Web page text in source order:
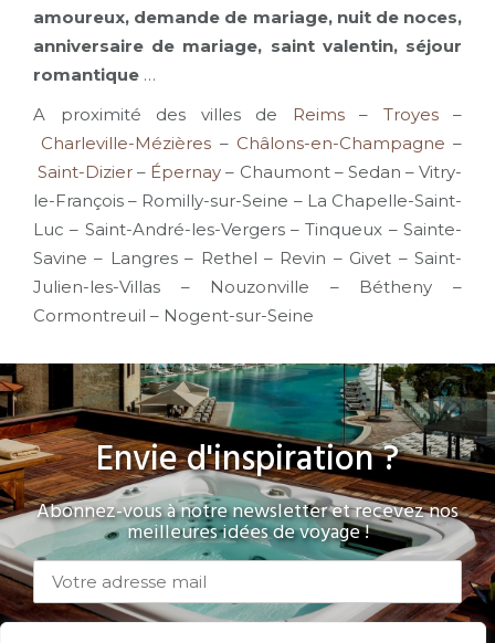
amoureux, demande de mariage, nuit de noces,
anniversaire de mariage, saint valentin, séjour
romantique …
A proximité des villes de
Reims– Troyes–
Charleville-Mézières – Châlons-en-Champagne –
Saint-Dizier – Épernay – Chaumont – Sedan – Vitry-
le-François – Romilly-sur-Seine – La Chapelle-Saint-
Luc – Saint-André-les-Vergers – Tinqueux – Sainte-
Savine – Langres – Rethel – Revin – Givet – Saint-
Julien-les-Villas – Nouzonville – Bétheny –
Cormontreuil – Nogent-sur-Seine
Envie d'inspiration ?
Abonnez-vous à notre newsletter et recevez nos
meilleures idées de voyage !